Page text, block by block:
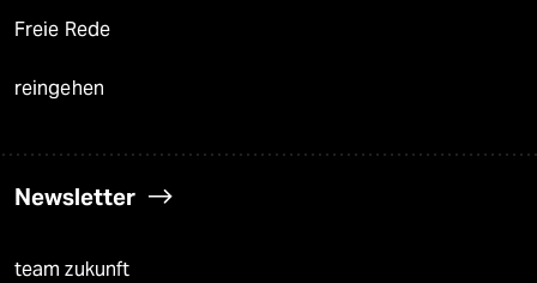
Freie Rede
reingehen
Newsletter
team zukunft